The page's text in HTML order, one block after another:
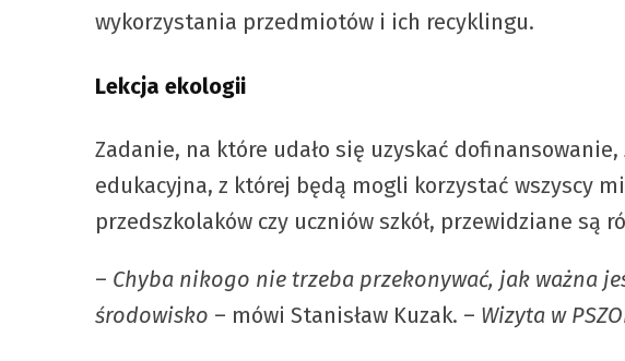
wykorzystania przedmiotów i ich recyklingu.
Lekcja ekologii
Zadanie, na które udało się uzyskać
edukacyjna, z której będą mogli korzystać wszyscy
przedszkolaków czy uczniów szkół, przewidziane są
– Chyba nikogo nie trzeba przekonywać, jak ważna
środowisko – mówi Stanisław Kuzak. – Wizyta w